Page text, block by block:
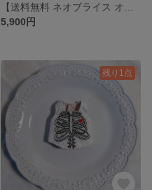
5,900円
残り1点